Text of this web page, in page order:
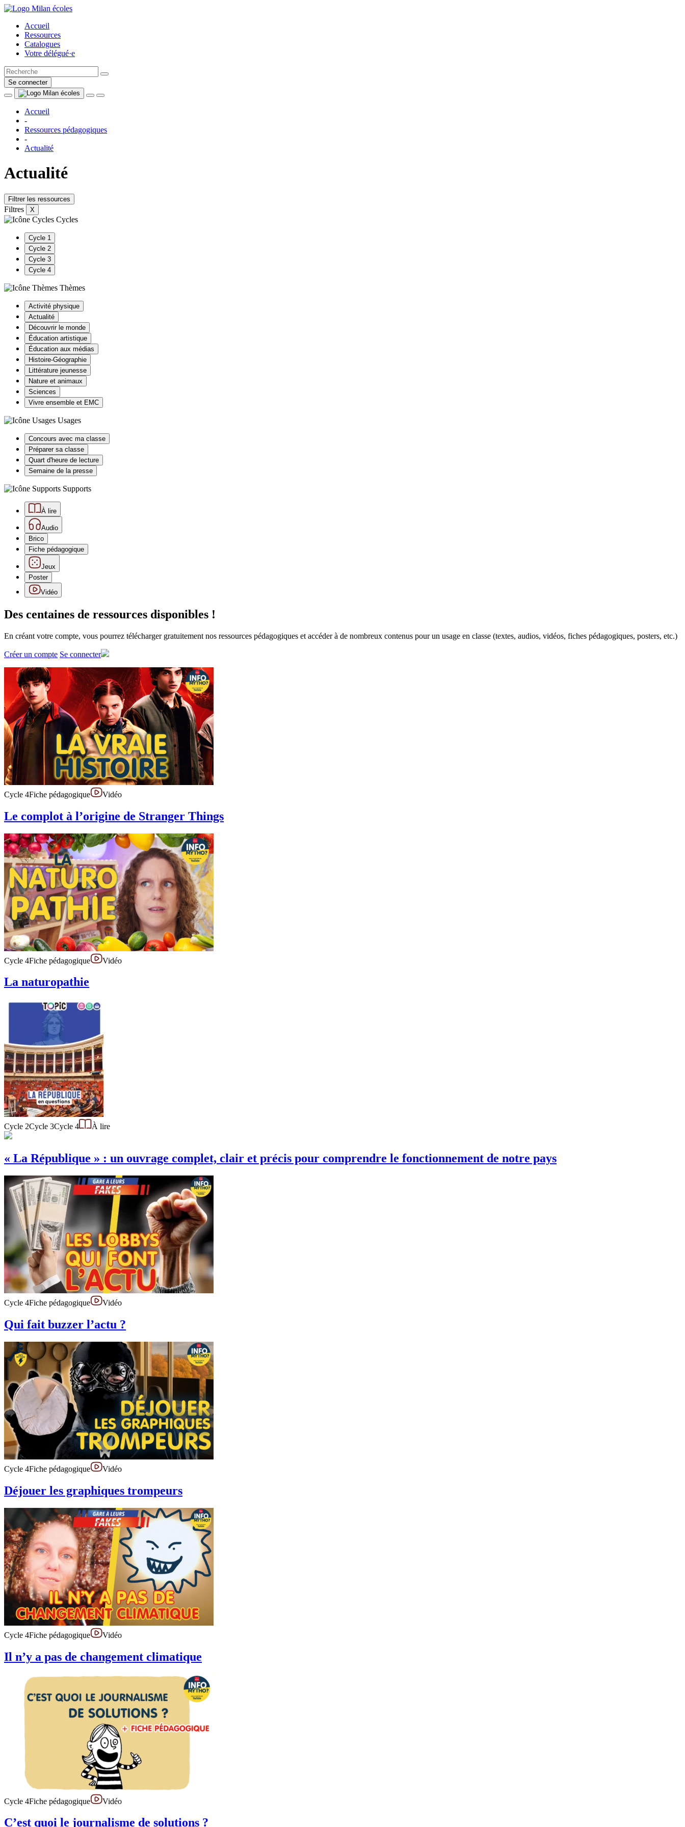
Accueil
Ressources
Catalogues
Votre délégué·e
Se connecter
Accueil
-
Ressources pédagogiques
-
Actualité
Actualité
Filtrer les ressources
Filtres X
Cycles
Cycle 1
Cycle 2
Cycle 3
Cycle 4
Thèmes
Activité physique
Actualité
Découvrir le monde
Éducation artistique
Éducation aux médias
Histoire-Géographie
Littérature jeunesse
Nature et animaux
Sciences
Vivre ensemble et EMC
Usages
Concours avec ma classe
Préparer sa classe
Quart d'heure de lecture
Semaine de la presse
Supports
À lire
Audio
Brico
Fiche pédagogique
Jeux
Poster
Vidéo
Des centaines de ressources disponibles !
En créant votre compte, vous pourrez télécharger gratuitement nos ressources pédagogiques et accéder à de nombreux contenus pour un usage en classe (textes, audios, vidéos, fiches pédagogiques, posters, etc.)
Créer un compte Se connecter
Cycle 4Fiche pédagogique Vidéo
Le complot à l’origine de Stranger Things
Cycle 4Fiche pédagogique Vidéo
La naturopathie
Cycle 2Cycle 3Cycle 4 À lire
« La République » : un ouvrage complet, clair et précis pour comprendre le fonctionnement de notre pays
Cycle 4Fiche pédagogique Vidéo
Qui fait buzzer l’actu ?
Cycle 4Fiche pédagogique Vidéo
Déjouer les graphiques trompeurs
Cycle 4Fiche pédagogique Vidéo
Il n’y a pas de changement climatique
Cycle 4Fiche pédagogique Vidéo
C’est quoi le journalisme de solutions ?